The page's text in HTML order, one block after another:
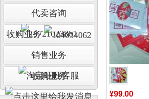
代卖咨询
收购业务
销售业务
收购业务
¥99.00